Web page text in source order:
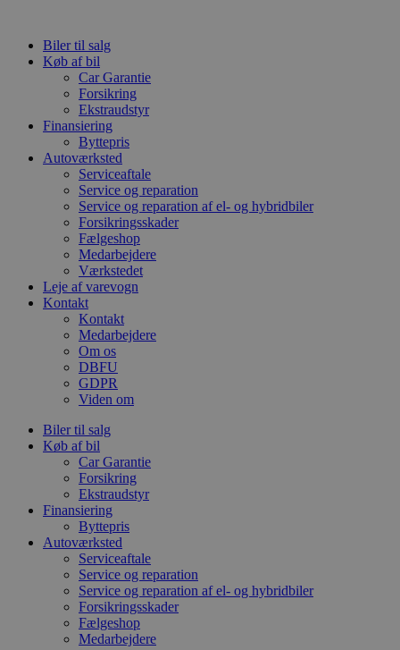
indholdBiler til salg
Køb af bil
Car Garantie
Forsikring
Ekstraudstyr
Finansiering
Byttepris
Autoværksted
Serviceaftale
Service og reparation
Service og reparation af el- og hybridbiler
Forsikringsskader
Fælgeshop
Medarbejdere
Værkstedet
Leje af varevogn
Kontakt
Kontakt
Medarbejdere
Om os
DBFU
GDPR
Viden om
Biler til salg
Køb af bil
Car Garantie
Forsikring
Ekstraudstyr
Finansiering
Byttepris
Autoværksted
Serviceaftale
Service og reparation
Service og reparation af el- og hybridbiler
Forsikringsskader
Fælgeshop
Medarbejdere